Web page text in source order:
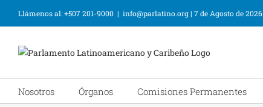
Llámenos al: +507 201-9000 | info@parlatino.org| 7 de Agosto de 2026
Nosotros Órganos Comisiones Permanentes